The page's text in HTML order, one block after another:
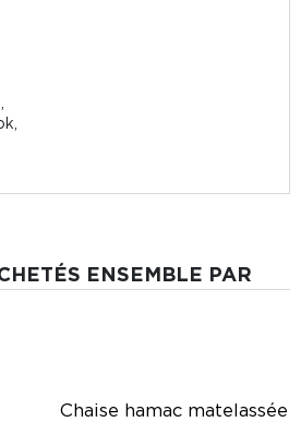
ENSEMBLE PAR
Chaise hamac matelassée